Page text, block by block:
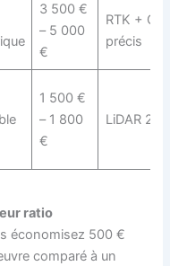
3 500 €
– 5 000
€
RTK +
précis
1 500 €
– 1 800
€
LiDAR 2D
ratio
économisez 500 €
comparé à un